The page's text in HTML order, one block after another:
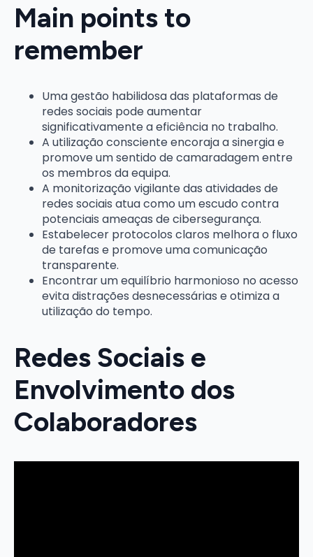
Main points to
remember
Uma gestão habilidosa das plataformas de
redes sociais pode aumentar
significativamente a eficiência no trabalho.
A utilização consciente encoraja a sinergia e
promove um sentido de camaradagem entre
os membros da equipa.
A monitorização vigilante das atividades de
redes sociais atua como um escudo contra
potenciais ameaças de cibersegurança.
Estabelecer protocolos claros melhora o fluxo
de tarefas e promove uma comunicação
transparente.
Encontrar um equilíbrio harmonioso no acesso
evita distrações desnecessárias e otimiza a
utilização do tempo.
Redes Sociais e
Envolvimento dos
Colaboradores